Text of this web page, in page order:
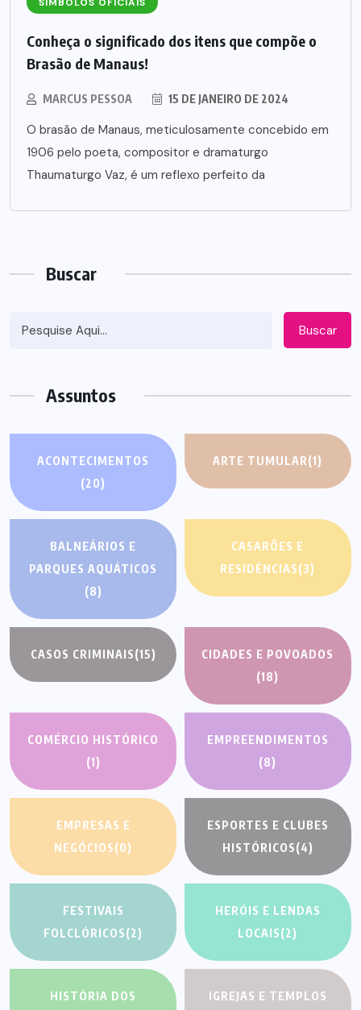
Conheça o significado dos itens que compõe o
Brasão de Manaus!
MARCUS PESSOA 15 DE JANEIRO DE 2024
O brasão de Manaus, meticulosamente concebido em
1906 pelo poeta, compositor e dramaturgo
Thaumaturgo Vaz, é um reflexo perfeito da
Buscar
Buscar
Assuntos
ACONTECIMENTOS
(20)
ARTE TUMULAR(1)
BALNEÁRIOS E
PARQUES AQUÁTICOS
(8)
CASARÕES E
RESIDÊNCIAS(3)
CASOS CRIMINAIS(15)
CIDADES E POVOADOS
(18)
COMÉRCIO HISTÓRICO
(1)
EMPREENDIMENTOS
(8)
EMPRESAS E
NEGÓCIOS(0)
ESPORTES E CLUBES
HISTÓRICOS(4)
FESTIVAIS
FOLCLÓRICOS(2)
HERÓIS E LENDAS
LOCAIS(2)
HISTÓRIA DOS
IGREJAS E TEMPLOS